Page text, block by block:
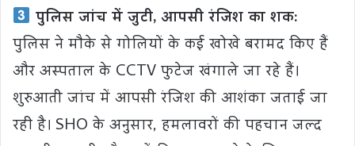
पुलिस जांच में जुटी, आपसी रंजिश का शक:
पुलिस ने मौके से गोलियों के कई खोखे बरामद किए हैं
और अस्पताल के CCTV फुटेज खंगाले जा रहे हैं।
शुरुआती जांच में आपसी रंजिश की आशंका जताई जा
रही है। SHO के अनुसार, हमलावरों की पहचान जल्द